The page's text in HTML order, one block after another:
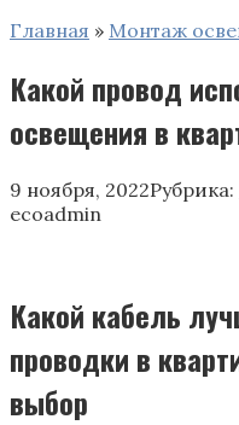
Главная » Монтаж
Какой провод
освещения в
9 ноября, 2022Рубрика:
ecoadmin
Какой кабель
проводки в
выбор